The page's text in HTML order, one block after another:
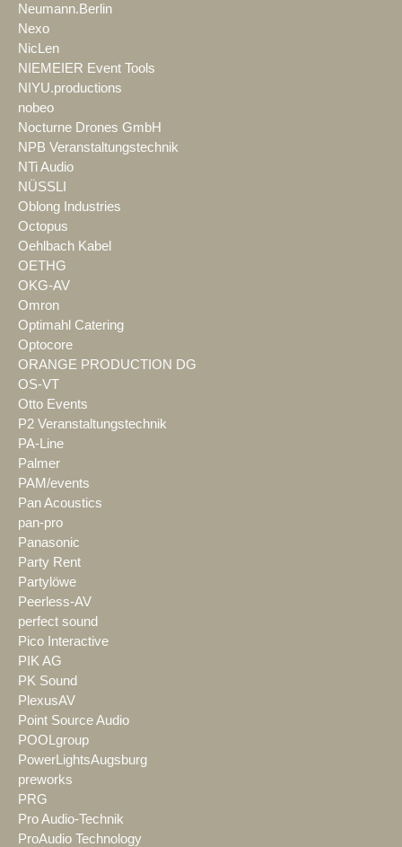
Neumann.Berlin
Nexo
NicLen
NIEMEIER Event Tools
NIYU.productions
nobeo
Nocturne Drones GmbH
NPB Veranstaltungstechnik
NTi Audio
NÜSSLI
Oblong Industries
Octopus
Oehlbach Kabel
OETHG
OKG-AV
Omron
Optimahl Catering
Optocore
ORANGE PRODUCTION DG
OS-VT
Otto Events
P2 Veranstaltungstechnik
PA-Line
Palmer
PAM/events
Pan Acoustics
pan-pro
Panasonic
Party Rent
Partylöwe
Peerless-AV
perfect sound
Pico Interactive
PIK AG
PK Sound
PlexusAV
Point Source Audio
POOLgroup
PowerLightsAugsburg
preworks
PRG
Pro Audio-Technik
ProAudio Technology